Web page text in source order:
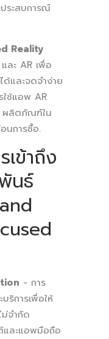
ประสบการณ์
Reality
ละ AR เพื่อ
และจดจำง่าย
ใช้แอพ AR
ผลิตภัณฑ์ใน
นการซื้อ.
เข้าถึง
นธ์
- การ
ริการเพื่อให้
ม่จำกัด
และแอพมือถือ